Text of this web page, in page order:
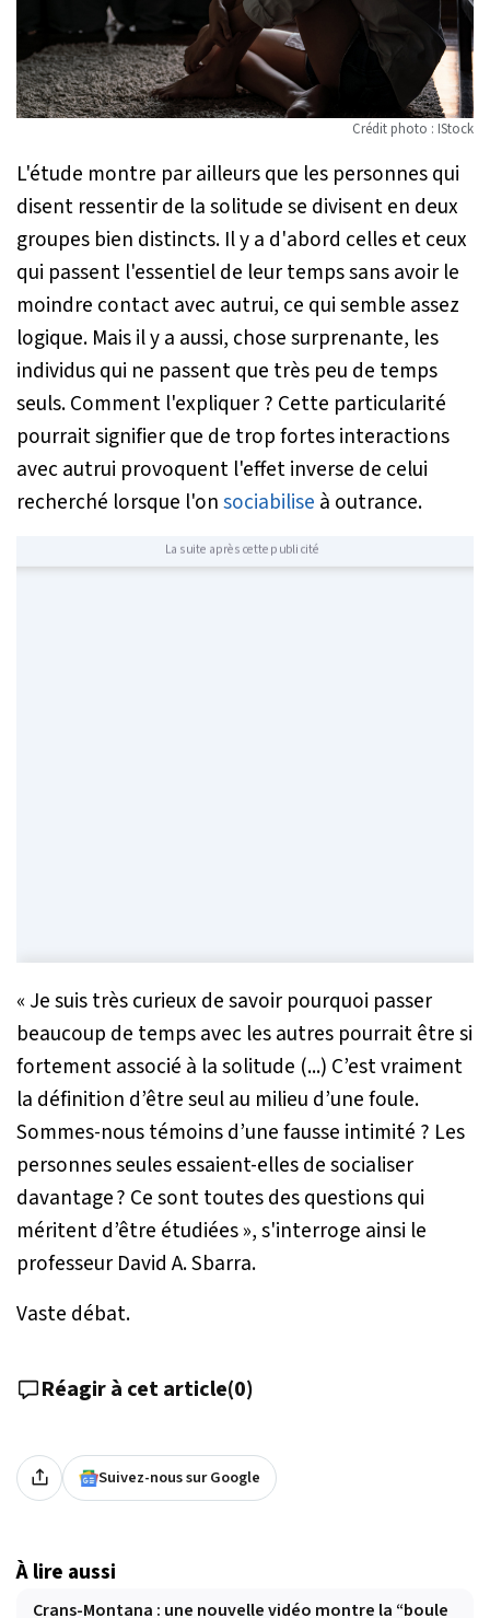
Crédit photo : IStock
L'étude montre par ailleurs que les personnes qui
disent ressentir de la solitude se divisent en deux
groupes bien distincts. Il y a d'abord celles et ceux
qui passent l'essentiel de leur temps sans avoir le
moindre contact avec autrui, ce qui semble assez
logique. Mais il y a aussi, chose surprenante, les
individus qui ne passent que très peu de temps
seuls. Comment l'expliquer ? Cette particularité
pourrait signifier que de trop fortes interactions
avec autrui provoquent l'effet inverse de celui
recherché lorsque l'onsociabilise à outrance.
La suite après cette publicité
« Je suis très curieux de savoir pourquoi passer
beaucoup de temps avec les autres pourrait être si
fortement associé à la solitude (...) C’est vraiment
la définition d’être seul au milieu d’une foule.
Sommes-nous témoins d’une fausse intimité ? Les
personnes seules essaient-elles de socialiser
davantage ? Ce sont toutes des questions qui
méritent d’être étudiées», s'interroge ainsi le
professeur David A. Sbarra.
Vaste débat.
Réagir à cet article(0)
Suivez-nous sur Google
À lire aussi
Crans-Montana : une nouvelle vidéo montre la “boule